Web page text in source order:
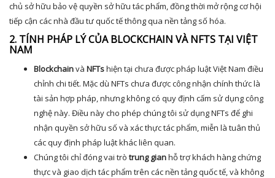
chủ sở hữu bảo vệ quyền sở hữu tác phẩm, đồng thời mở rộng cơ hội
tiếp cận các nhà đầu tư quốc tế thông qua nền tảng số hóa.
2. TÍNH PHÁP LÝ CỦA BLOCKCHAIN VÀ NFTS TẠI VIỆT
NAM
Blockchainvà NFTshiện tại chưa được pháp luật Việt Nam điều
chỉnh chi tiết. Mặc dù NFTs chưa được công nhận chính thức là
tài sản hợp pháp, nhưng không có quy định cấm sử dụng công
nghệ này. Điều này cho phép chúng tôi sử dụng NFTs để ghi
nhận quyền sở hữu số và xác thực tác phẩm, miễn là tuân thủ
các quy định pháp luật khác liên quan.
Chúng tôi chỉ đóng vai tròtrung gianhỗ trợ khách hàng chứng
thực và giao dịch tác phẩm trên các nền tảng quốc tế, và không